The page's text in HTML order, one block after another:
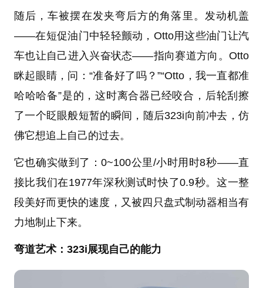
随后，车被摆在发夹弯后方的角落里。发动机盖
——在短促油门中轻轻颤动，Otto用这些油门让汽
车也让自己进入兴奋状态——指向赛道方向。Otto
眯起眼睛，问：“准备好了吗？”“Otto，我一直都准
哈哈哈备”是的，这时离合器已经咬合，后轮刮擦
了一个眨眼般短暂的瞬间，随后323i向前冲去，仿
佛它想追上自己的过去。
它也确实做到了：0~100公里/小时用时8秒——直
接比我们在1977年深秋测试时快了0.9秒。这一整
段美好而更快的速度，又被四只盘式制动器相当有
力地制止下来。
弯道艺术：323i展现自己的能力